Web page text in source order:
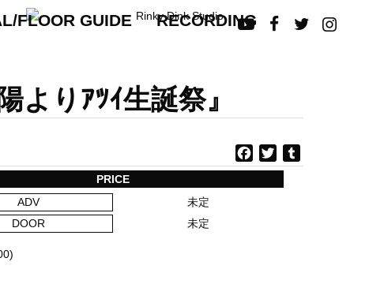
   
FLOOR GUIDE
RECORDING
りｱﾂｲ生誕祭』
a
c
w
i
u
PRICE
ADV
未定
DOOR
未定